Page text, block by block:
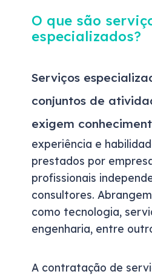
O que são
especializados?
Serviços
conjuntos de
exigem
experiência e
prestados por
profissionais
consultores.
como tecnologia,
engenharia, entre
A contratação de